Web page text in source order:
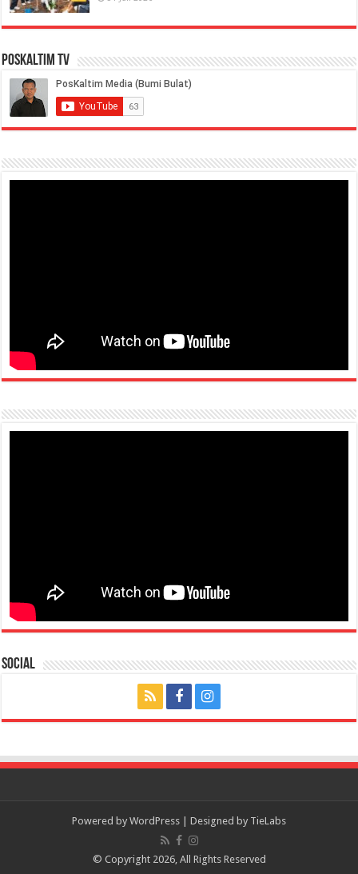
PosKaltim TV
Social
Powered by WordPress | Designed by TieLabs
© Copyright 2026, All Rights Reserved